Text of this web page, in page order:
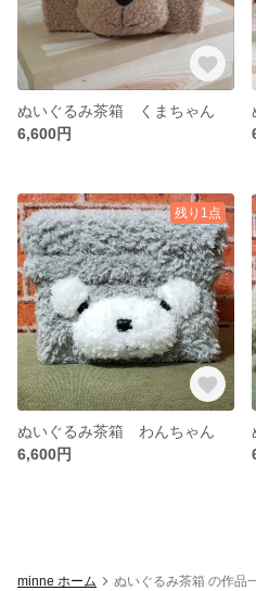
ぬいぐるみ茶箱 くまちゃん
6,600円
残り1点
ぬいぐるみ茶箱 わんちゃん
6,600円
minne ホーム ぬいぐるみ茶箱 の作品